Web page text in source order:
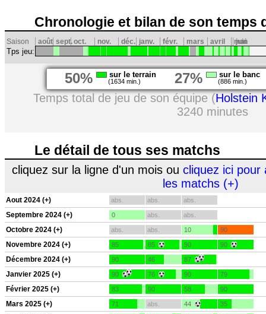
Chronologie et bilan de son temps
Saison août sept.oct. nov. déc. janv. févr. mars avril mai
juin
Tps jeu:
50% sur le terrain
(1634 min.) 27% sur le banc
(886 min.)
Temps total de jeu de son équipe (Holstein
3240 minutes
Le détail de tous ses matchs
cliquez sur la ligne d'un mois ou cliquez ici pour
les matchs (+)
Aout 2024 (+) abs. abs. abs.
Septembre 2024 (+) 0 abs. abs.
Octobre 2024 (+) abs. abs. 10 90
Novembre 2024 (+) 85 85 90 90
Décembre 2024 (+) 90 46 87
Janvier 2025 (+) 90 76 90 79
Février 2025 (+) 83 90 58 90
Mars 2025 (+) 71 abs. 44 35